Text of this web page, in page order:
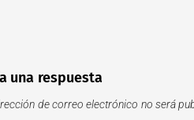
una respuesta
de correo electrónico no será